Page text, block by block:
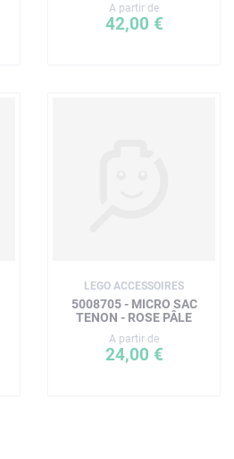
A partir de
42,00 €
LEGO ACCESSOIRES
5008705 - MICRO SAC
TENON - ROSE PÂLE
A partir de
24,00 €